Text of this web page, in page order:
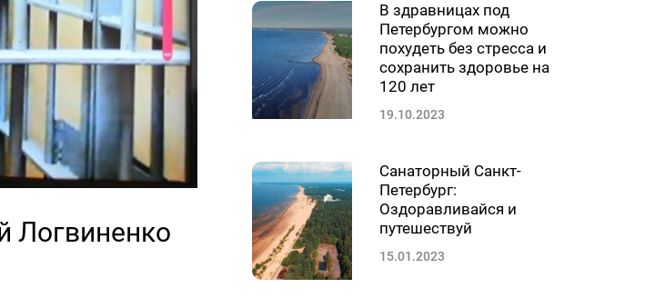
Логвиненко
В здравницах под
Петербургом можно
похудеть без стресса и
сохранить здоровье на
120 лет
19.10.2023
Санаторный Санкт-
Петербург:
Оздоравливайся и
путешествуй
15.01.2023